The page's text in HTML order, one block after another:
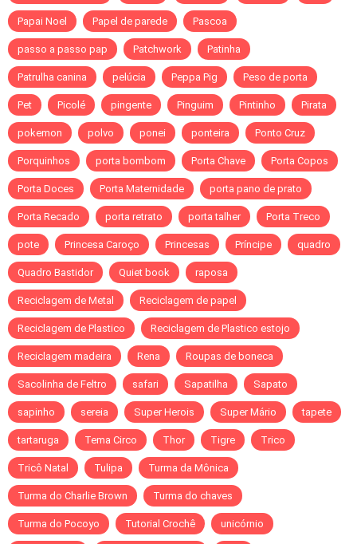
Papai Noel Papel de parede Pascoa
passo a passo pap Patchwork Patinha
Patrulha canina pelúcia Peppa Pig Peso de porta
Pet Picolé pingente Pinguim Pintinho Pirata
pokemon polvo ponei ponteira Ponto Cruz
Porquinhos porta bombom Porta Chave Porta Copos
Porta Doces Porta Maternidade porta pano de prato
Porta Recado porta retrato porta talher Porta Treco
pote Princesa Caroço Princesas Príncipe quadro
Quadro Bastidor Quiet book raposa
Reciclagem de Metal Reciclagem de papel
Reciclagem de Plastico Reciclagem de Plastico estojo
Reciclagem madeira Rena Roupas de boneca
Sacolinha de Feltro safari Sapatilha Sapato
sapinho sereia Super Herois Super Mário tapete
tartaruga Tema Circo Thor Tigre Trico
Tricô Natal Tulipa Turma da Mônica
Turma do Charlie Brown Turma do chaves
Turma do Pocoyo Tutorial Crochê unicórnio